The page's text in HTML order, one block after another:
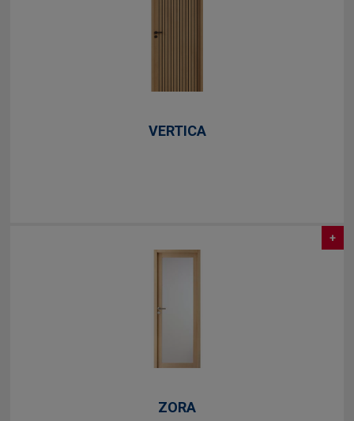
VERTICA
+
ZORA